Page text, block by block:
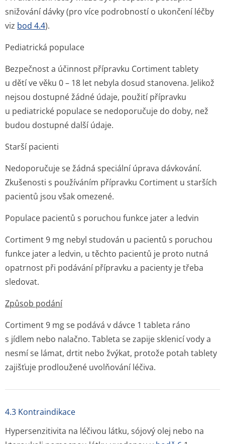
snižování dávky (pro více podrobností o ukončení léčby
viz bod 4.4).
Pediatrická populace
Bezpečnost a účinnost přípravku Cortiment tablety
u dětí ve věku 0 – 18 let nebyla dosud stanovena. Jelikož
nejsou dostupné žádné údaje, použití přípravku
u pediatrické populace se nedoporučuje do doby, než
budou dostupné další údaje.
Starší pacienti
Nedoporučuje se žádná speciální úprava dávkování.
Zkušenosti s používáním přípravku Cortiment u starších
pacientů jsou však omezené.
Populace pacientů s poruchou funkce jater a ledvin
Cortiment 9 mg nebyl studován u pacientů s poruchou
funkce jater a ledvin, u těchto pacientů je proto nutná
opatrnost při podávání přípravku a pacienty je třeba
sledovat.
Způsob podání
Cortiment 9 mg se podává v dávce 1 tableta ráno
s jídlem nebo nalačno. Tableta se zapije sklenicí vody a
nesmí se lámat, drtit nebo žvýkat, protože potah tablety
zajišťuje prodloužené uvolňování léčiva.
4.3 Kontraindikace
Hypersenzitivita na léčivou látku, sójový olej nebo na